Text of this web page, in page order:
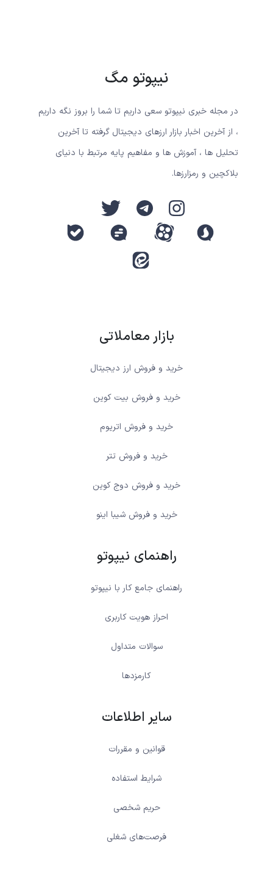
نیپوتو مگ
در مجله خبری نیپوتو سعی داریم تا شما را بروز نگه داریم
، از آخرین اخبار بازار ارزهای دیجیتال گرفته تا آخرین
تحلیل ها ، آموزش ها و مفاهیم پایه مرتبط با دنیای
بلاکچین و رمزارزها.
بازار معاملاتی
خرید و فروش ارز دیجیتال
خرید و فروش بیت کوین
خرید و فروش اتریوم
خرید و فروش تتر
خرید و فروش دوج کوین
خرید و فروش شیبا اینو
راهنمای نیپوتو
راهنمای جامع کار با نیپوتو
احراز هویت کاربری
سوالات متداول
کارمزدها
سایر اطلاعات
قوانین و مقررات
شرایط استفاده
حریم شخصی
فرصت‌های شغلی